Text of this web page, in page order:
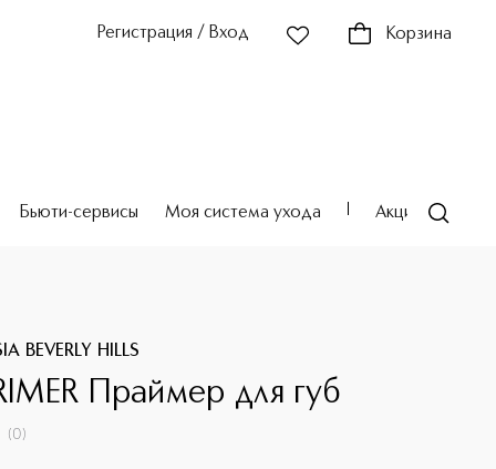
Регистрация / Вход Корзина
Бьюти-сервисы Моя система ухода Акции
BEVERLY HILLS
Праймер для губ
(0)